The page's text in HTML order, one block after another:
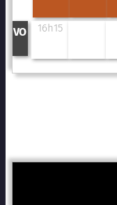
VO 16h15